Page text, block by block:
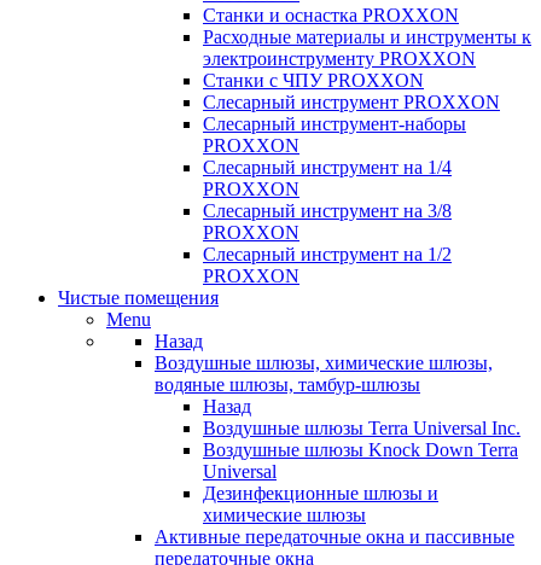
Cтанки и оснастка PROXXON
Расходные материалы и инструменты к
электроинструменту PROXXON
Станки с ЧПУ PROXXON
Слесарный инструмент PROXXON
Слесарный инструмент-наборы
PROXXON
Слесарный инструмент на 1/4
PROXXON
Слесарный инструмент на 3/8
PROXXON
Слесарный инструмент на 1/2
PROXXON
Чистые помещения
Menu
Назад
Воздушные шлюзы, химические шлюзы,
водяные шлюзы, тамбур-шлюзы
Назад
Воздушные шлюзы Terra Universal Inc.
Воздушные шлюзы Knock Down Terra
Universal
Дезинфекционные шлюзы и
химические шлюзы
Активные передаточные окна и пассивные
передаточные окна